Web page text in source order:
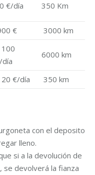
€/día
350 Km
€ 3000 km
6000 km
€/día 350 km
con el deposito
lleno.
si a la devolución de
devolverá la fianza